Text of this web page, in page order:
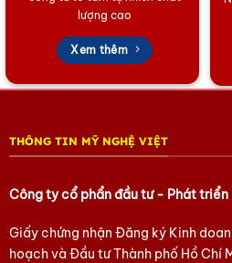
Tham khảo các sản phẩm Làng
Tham khảo các sản phẩm Tàu
Tham khảo các sản phẩm quà
Tham khảo các sản phẩm của
lượng cao
Xem thêm
THÔNG TIN MỸ NGHỆ VIỆT
Công ty cổ phẩn đầu tư - Phát triển
Giấy chứng nhận Đăng ký Kinh
hoạch và Đầu tư Thành phố Hồ Chí